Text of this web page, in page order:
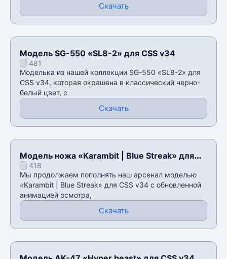
Скачать
Модель SG-550 «SL8-2» для CSS v34
481
Моделька из нашей коллекции SG-550 «SL8-2» для
CSS v34, которая окрашена в классический черно-
белый цвет, с
Скачать
Модель ножа «Karambit | Blue Streak» для
CSS v34
418
Мы продолжаем пополнять наш арсенал моделью
«Karambit | Blue Streak» для CSS v34 с обновленной
анимацией осмотра,
Скачать